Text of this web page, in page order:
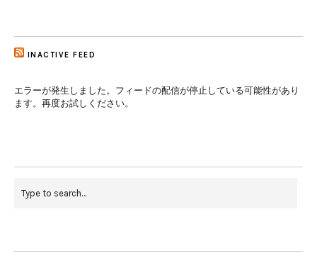
INACTIVE FEED
エラーが発生しました。フィードの配信が停止している可能性があり
ます。再度お試しください。